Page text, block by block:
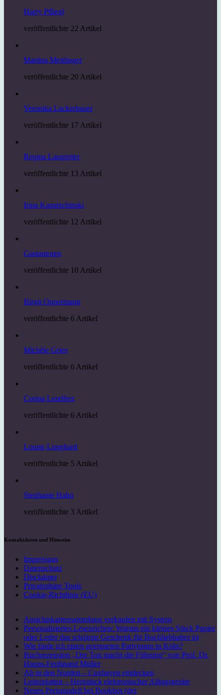
Harry Pfliegl
veröffentlichte 22 Artikel
Martina Meidinger
veröffentlichte 20 Artikel
Veronika Lackerbauer
veröffentlichte 17 Artikel
Regina Langreiter
veröffentlichte 13 Artikel
Irina Kapatschinski
veröffentlichte 12 Artikel
Gastautoren
veröffentlichte 10 Artikel
Birgit Oppermann
veröffentlichte 6 Artikel
Michèle Gries
veröffentlichte 6 Artikel
Corina Lendfers
veröffentlichte 6 Artikel
Louise Lunghard
veröffentlichte 5 Artikel
Stephanie Hahn
veröffentlichte 3 Artikel
Kontaktdaten und Hinweise
Impressum
Datenschutz
Disclaimer
Privatsphäre Tools
Cookie-Richtlinie (EU)
Ansichtskartensammlung verkaufen mit System
Personalisiertes Lesezeichen: Warum ein kleines Stück Papier
oder Leder das schönste Geschenk für Buchliebhaber ist
Wie finde ich einen geeigneten Partyraum in Köln?
Buchrezension „Der Ton macht die Führung“ von Prof. Dr.
Hanns-Ferdinand Müller
Ab in den Norden – Cuxhaven entdecken
Leiterplatten – Herzstück elektronischer Alltagsgeräte
Neues Preismodell bei Bookbot (der